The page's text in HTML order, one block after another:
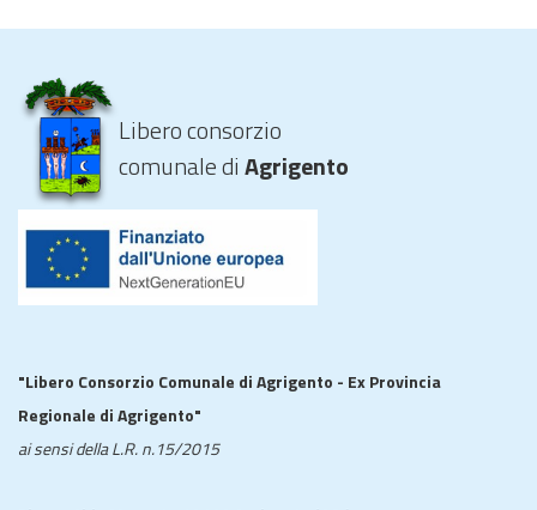
Libero consorzio
comunale diAgrigento
"Libero Consorzio Comunale di Agrigento - Ex Provincia
Regionale di Agrigento"
ai sensi della L.R. n.15/2015